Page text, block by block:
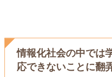
情報化社会の中では
応できないことに翻